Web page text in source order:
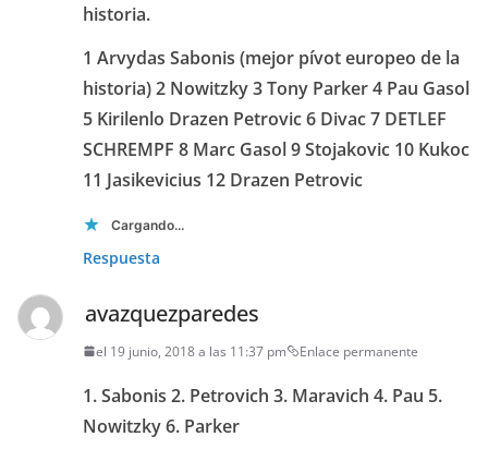
historia.
1 Arvydas Sabonis (mejor pívot europeo de la
historia) 2 Nowitzky 3 Tony Parker 4 Pau Gasol
5 Kirilenlo Drazen Petrovic 6 Divac 7 DETLEF
SCHREMPF 8 Marc Gasol 9 Stojakovic 10 Kukoc
11 Jasikevicius 12 Drazen Petrovic
Cargando...
Respuesta
avazquezparedes
el 19 junio, 2018 a las 11:37 pm Enlace permanente
1. Sabonis 2. Petrovich 3. Maravich 4. Pau 5.
Nowitzky 6. Parker